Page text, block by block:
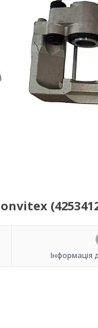
Інформація